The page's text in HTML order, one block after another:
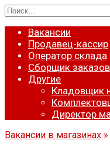
Перейти
к
содержанию
Search
for:
Вакансии
Продавец-кассир
Оператор склада
Сборщик заказов
Другие
Кладовщик
Директор
Вакансии в магазинах »